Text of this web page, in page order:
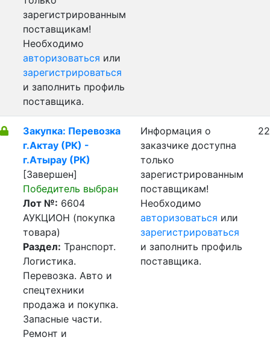
зарегистрированным
поставщикам!
Необходимо
авторизоваться или
зарегистрироваться
и заполнить профиль
поставщика.
Закупка: Перевозка
г.Актау (РК) -
г.Атырау (РК)
[Завершен]
Победитель выбран
Лот №: 6604
АУКЦИОН (покупка
товара)
Раздел: Транспорт.
Логистика.
Перевозка. Авто и
спецтехники
продажа и покупка.
Запасные части.
Ремонт и
Информация о
заказчике доступна
только
зарегистрированным
поставщикам!
Необходимо
авторизоваться или
зарегистрироваться
и заполнить профиль
поставщика.